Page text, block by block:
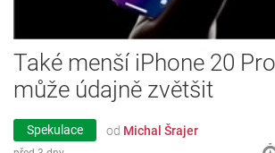
Také menší iPhone 20
může údajně zvětšit
Spekulace od Michal Šrajer